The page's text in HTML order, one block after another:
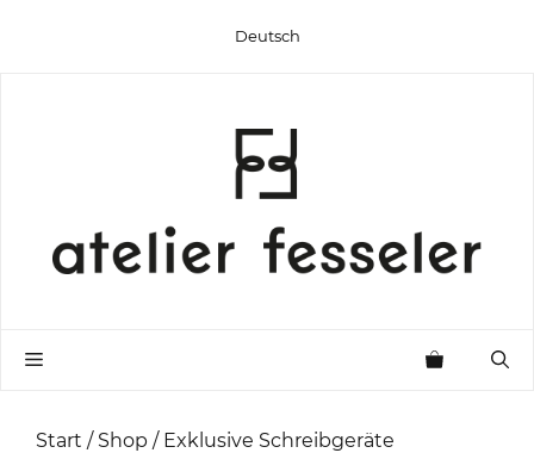
Deutsch
Menü
Start / Shop / Exklusive Schreibgeräte